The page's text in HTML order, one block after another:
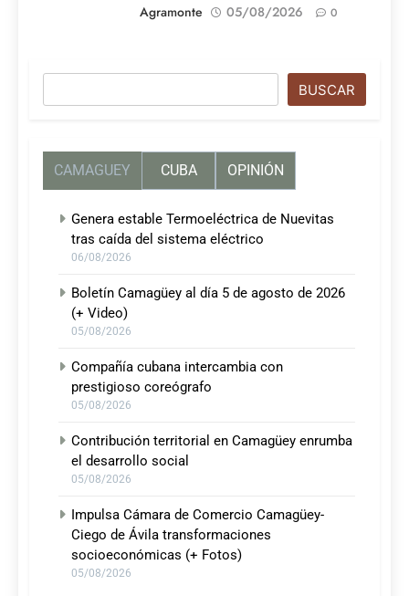
Agramonte
05/08/2026 0
BUSCAR
CAMAGUEY CUBA OPINIÓN
Genera estable Termoeléctrica de Nuevitas
tras caída del sistema eléctrico
06/08/2026
Boletín Camagüey al día 5 de agosto de 2026
(+ Video)
05/08/2026
Compañía cubana intercambia con
prestigioso coreógrafo
05/08/2026
Contribución territorial en Camagüey enrumba
el desarrollo social
05/08/2026
Impulsa Cámara de Comercio Camagüey-
Ciego de Ávila transformaciones
socioeconómicas (+ Fotos)
05/08/2026